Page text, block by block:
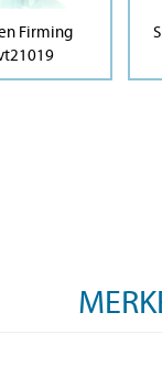
Firming